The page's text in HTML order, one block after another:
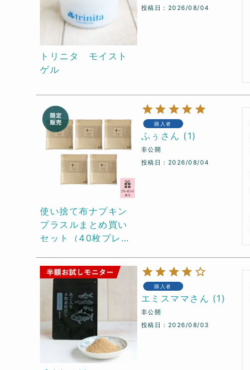
トリニタ モイスト
ゲル
投稿日
2026/08/04
使い捨て布ナプキン
プラスルまとめ買い
セット（40枚プレゼ
購入者
ふぅ 1
非公開
投稿日
2026/08/04
購入者
エミスママ 1
非公開
投稿日
2026/08/03